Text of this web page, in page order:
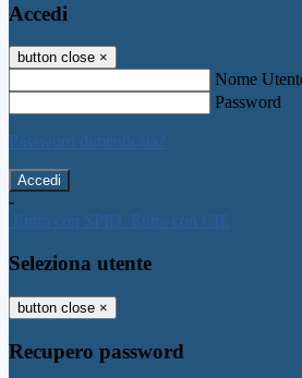
Accedi
button close ×
Nome
Password
Password dimenticata?
-
Entra con SPID Entra con CIE
Seleziona utente
button close ×
Recupero password